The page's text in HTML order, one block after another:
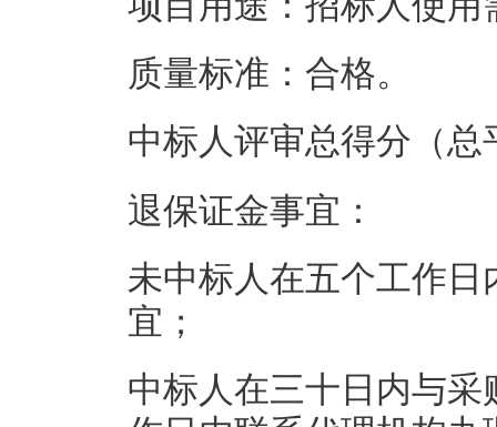
质量标准 ：合格。
中标人评审总得分（总
退保证金事宜：
未中标人在五个工作
宜；
中标人在三十日内与